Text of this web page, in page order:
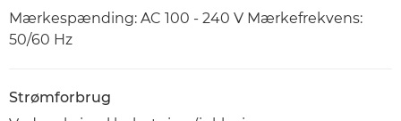
Mærkespænding: AC 100 - 240 V Mærkefrekvens:
50/60 Hz
Strømforbrug